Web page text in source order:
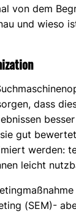
von dem
und wieso
dass
gut
werden:
leicht
(SEM)-